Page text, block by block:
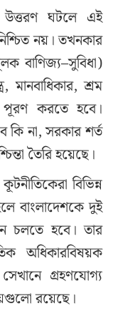
উত্তরণ ঘটলে এই
নয়। তখনকার
বাণিজ্য–সুবিধা)
মানবাধিকার, শ্রম
পূরণ করতে হবে।
কি না, সরকার শর্ত
তৈরি হয়েছে।
বিভিন্ন
বাংলাদেশকে দুই
চলতে হবে। তার
অধিকারবিষয়ক
গ্রহণযোগ্য
রয়েছে।